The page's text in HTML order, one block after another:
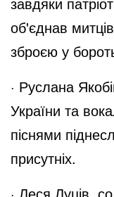
об'єднав
зброєю у
· Руслана
України та
піснями
присутніх.
· Леся Луців,